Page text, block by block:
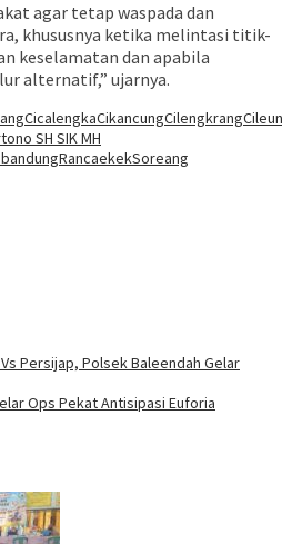
agar tetap waspada dan
khususnya ketika melintasi titik-
keselamatan dan apabila
alternatif,” ujarnya.
CicalengkaCikancungCilengkrang
SH SIK MH
RancaekekSoreang
Persijap, Polsek Baleendah Gelar
Ops Pekat Antisipasi Euforia